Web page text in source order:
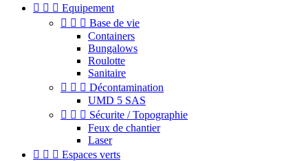
   Equipement
   Base de vie
Containers
Bungalows
Roulotte
Sanitaire
   Décontamination
UMD 5 SAS
   Sécurite / Topographie
Feux de chantier
Laser
   Espaces verts